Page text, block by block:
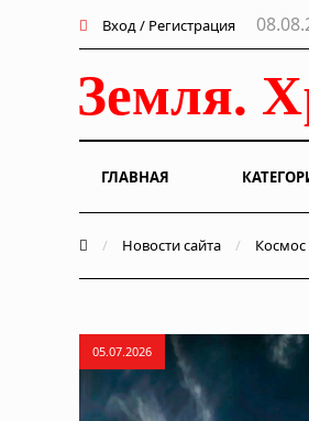
Вход / Регистрация
ГЛАВНАЯ
/ Новости сайта / Космос
05.07.2026